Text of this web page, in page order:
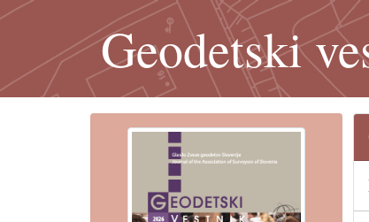
Geodetski